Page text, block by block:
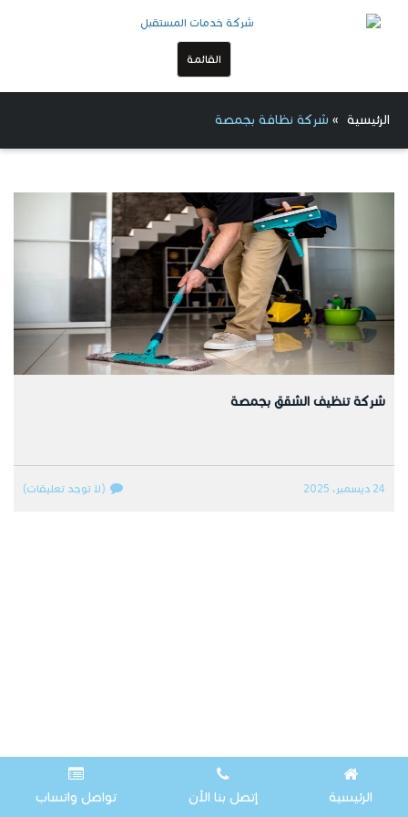
القائمة
الرئيسية » شركة نظافة بجمصة
شركة تنظيف الشقق بجمصة
24 ديسمبر، 2025 (لا توجد تعليقات)
الرئيسية إتصل بنا الآن تواصل واتساب